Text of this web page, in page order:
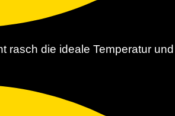
rasch die ideale Temperatur